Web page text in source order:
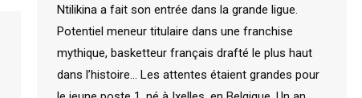
Ntilikina a fait son entrée dans la grande ligue.
Potentiel meneur titulaire dans une franchise
mythique, basketteur français drafté le plus haut
dans l’histoire… Les attentes étaient grandes pour